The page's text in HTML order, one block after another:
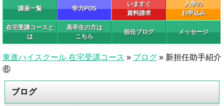
講座一覧 学力POS
いますぐ
資料請求
入学の
お申込み
在宅受講コースと
は
高卒生の方は
こちら
担任ブログ メッセージ
東進ハイスクール 在宅受講コース » ブログ » 新担任助手紹介
⑥
ブログ